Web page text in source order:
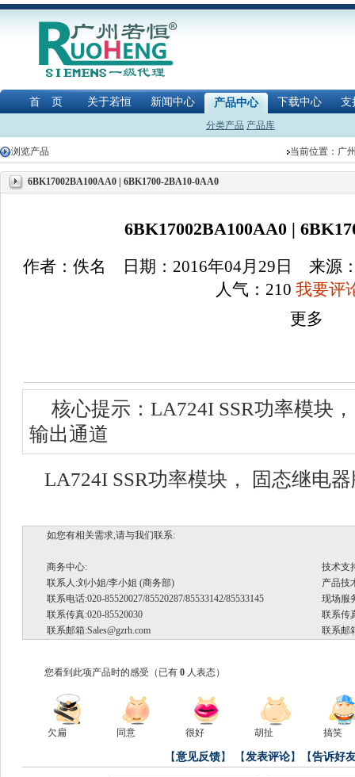
首 页 关于若恒 新闻中心 产品中心 下载中心 支
分类产品 产品库
浏览产品 当前位置： 广
6BK17002BA100AA0 | 6BK1700-2BA10-0AA0
6BK17002BA100AA0 |
作者：佚名 日期：2016年04月29日 来
人气： 210 我要评
更多
核心提示：LA724I SSR功率模块
输出通道
LA724I SSR功率模块， 固态继电
如您有相关需求,请与我们联系:
商务中心:
技术支
联系人:刘小姐/李小姐 (商务部)
产品技
联系电话:020-85520027/85520287/85533142/85533145
现场服
联系传真:020-85520030
联系传
联系邮箱:Sales@gzrh.com 联系邮
您看到此项产品时的感受 （已有 0 人表态）
欠扁 同意 很好 胡扯 搞笑
【意见反馈】 【发表评论】【告诉好